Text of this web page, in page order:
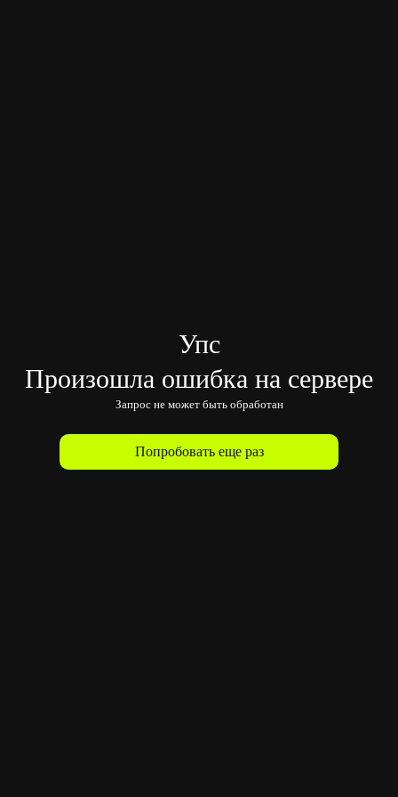
Упс
Произошла ошибка на сервере
Запрос не может быть обработан
Попробовать еще раз